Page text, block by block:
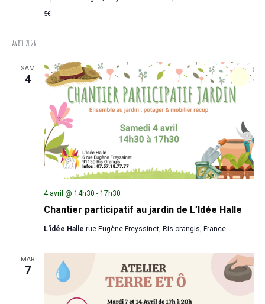
5€
avril 2026
SAM
4
Chantier participatif au jardin de L’Idée Halle
4 avril @ 14h30 - 17h30
L'idée Halle rue Eugène Freyssinet, Ris-orangis, France
MAR
7